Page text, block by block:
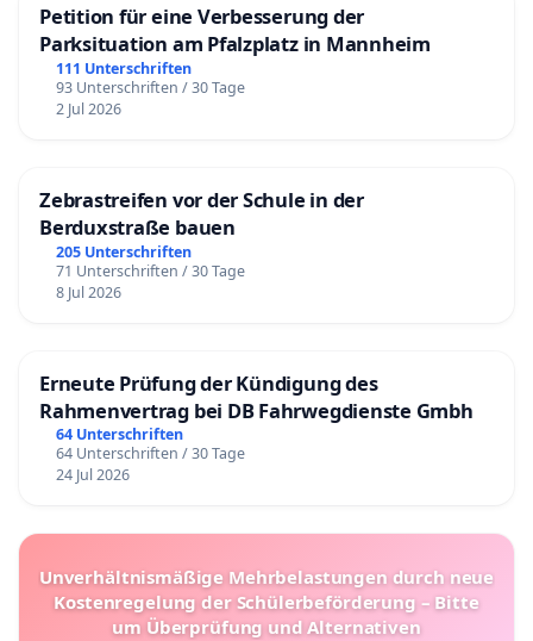
Petition für eine Verbesserung der
Parksituation am Pfalzplatz in Mannheim
111 Unterschriften
93 Unterschriften / 30 Tage
2 Jul 2026
Zebrastreifen vor der Schule in der
Berduxstraße bauen
205 Unterschriften
71 Unterschriften / 30 Tage
8 Jul 2026
Erneute Prüfung der Kündigung des
Rahmenvertrag bei DB Fahrwegdienste Gmbh
64 Unterschriften
64 Unterschriften / 30 Tage
24 Jul 2026
Unverhältnismäßige Mehrbelastungen durch neue
Kostenregelung der Schülerbeförderung – Bitte
um Überprüfung und Alternativen